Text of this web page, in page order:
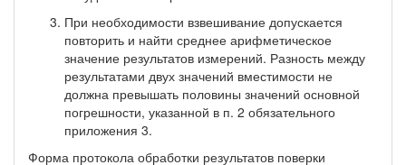
При необходимости взвешивание допускается
повторить и найти среднее арифметическое
значение результатов измерений. Разность между
результатами двух значений вместимости не
должна превышать половины значений основной
погрешности, указанной в п. 2 обязательного
приложения 3.
Форма протокола обработки результатов поверки